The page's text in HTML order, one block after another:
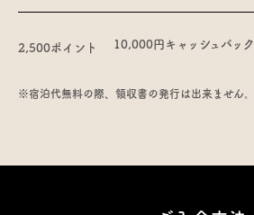
2,500ポイント 10,000円キャッシュバック
※宿泊代無料の際、領収書の発行は出来ません。